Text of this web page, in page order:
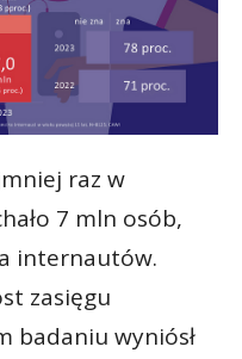
raz w
7 mln osób,
internautów.
zasięgu
badaniu wyniósł